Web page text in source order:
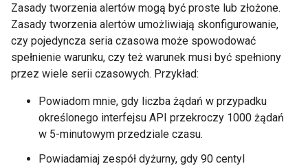
Zasady tworzenia alertów mogą być proste lub złożone.
Zasady tworzenia alertów umożliwiają skonfigurowanie,
czy pojedyncza seria czasowa może spowodować
spełnienie warunku, czy też warunek musi być spełniony
przez wiele serii czasowych. Przykład:
Powiadom mnie, gdy liczba żądań w przypadku
określonego interfejsu API przekroczy 1000 żądań
w 5-minutowym przedziale czasu.
Powiadamiaj zespół dyżurny, gdy 90 centyl